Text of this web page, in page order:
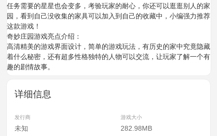
任务需要的星星也会变多，考验玩家的耐心，你还可以逛逛别人的家
园，看到自己没收集的家具可以加入到自己的收藏中，小编强力推荐
这款游戏！
奇妙庄园游戏亮点介绍：
高清精美的游戏界面设计，简单的游戏玩法，有历史的家中究竟隐藏
着什么秘密，还有超多性格独特的人物可以交流，让玩家了解一个有
趣的剧情故事。
详细信息
发行商 游戏大小
未知 282.98MB